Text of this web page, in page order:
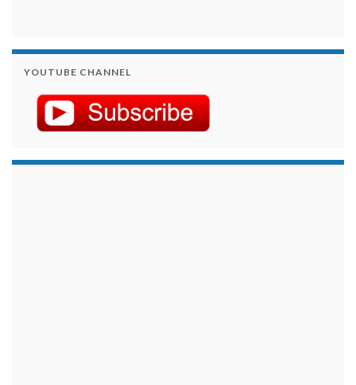
YOUTUBE CHANNEL